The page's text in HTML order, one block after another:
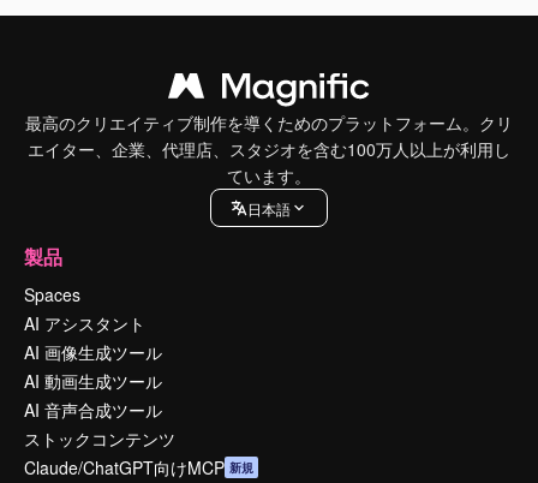
最高のクリエイティブ制作を導くためのプラットフォーム。クリ
エイター、企業、代理店、スタジオを含む100万人以上が利用し
ています。
日本語
製品
Spaces
AI アシスタント
AI 画像生成ツール
AI 動画生成ツール
AI 音声合成ツール
ストックコンテンツ
Claude/ChatGPT向けMCP 新規